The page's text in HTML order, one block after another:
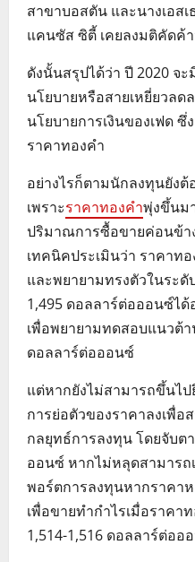
สาขาบอสตัน และนางเอส
แคนซัส ซิตี้ เคยลงมติคัดค้
ดังนั้นสรุปได้ว่า ปี 2020 จ
นโยบายหรือสายเหยี่ยวล
นโยบายการเงินของเฟด ซึ่
ราคาทองคำ
อย่างไรก็ตามนักลงทุนยังต้
เพราะราคาทองคำพุ่งขึ้นม
ปริมาณการซื้อขายค่อนข้า
เทคนิคประเมินว่า ราคาท
และพยายามทรงตัวในระ
1,495 ดอลลาร์ต่อออนซ์ไ
เพื่อพยายามทดสอบแนวต้า
ดอลลาร์ต่อออนซ์
แต่หากยังไม่สามารถขึ้นไ
การย่อตัวของราคาลงเพื่อ
กลยุทธ์การลงทุน โดยจับต
ออนซ์ หากไม่หลุดสามารถ
พอร์ตการลงทุนหากราคา
เพื่อขายทำกำไรเมื่อราค
1,514-1,516 ดอลลาร์ต่อ